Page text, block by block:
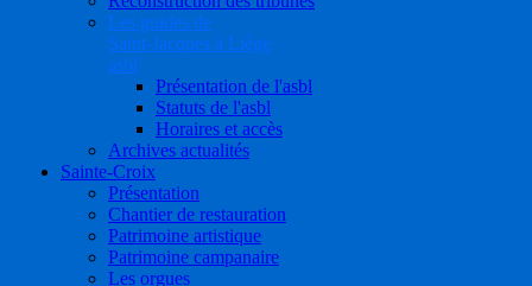
Les guides de
Saint-Jacques à Liège
asbl
Présentation de l'asbl
Statuts de l'asbl
Horaires et accès
Archives actualités
Sainte-Croix
Présentation
Chantier de restauration
Patrimoine artistique
Patrimoine campanaire
Les orgues